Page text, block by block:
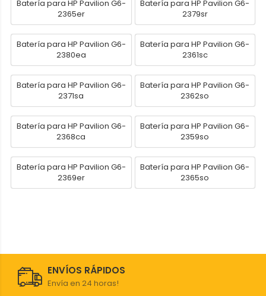
Batería para HP Pavilion G6-
2365er
Batería para HP Pavilion G6-
2379sr
Batería para HP Pavilion G6-
2380ea
Batería para HP Pavilion G6-
2361sc
Batería para HP Pavilion G6-
2371sa
Batería para HP Pavilion G6-
2362so
Batería para HP Pavilion G6-
2368ca
Batería para HP Pavilion G6-
2359so
Batería para HP Pavilion G6-
2369er
Batería para HP Pavilion G6-
2365so
ENVÍOS RÁPIDOS
Envía en 24 horas!